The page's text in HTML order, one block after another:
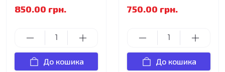
850.00 грн.
До кошика
750.00 грн.
До кошика